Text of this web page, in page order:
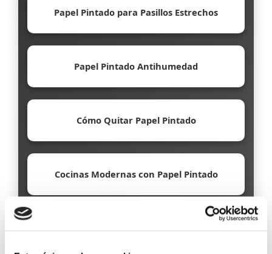
Papel Pintado para Pasillos Estrechos
Papel Pintado Antihumedad
Cómo Quitar Papel Pintado
Cocinas Modernas con Papel Pintado
Papel Pintado Ecológico